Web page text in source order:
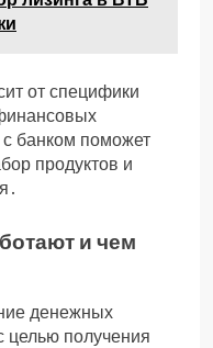
от специфики
банком поможет
продуктов и
и чем
денежных
целью получения